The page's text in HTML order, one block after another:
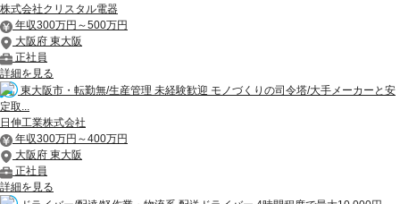
株式会社クリスタル電器
年収300万円～500万円
大阪府 東大阪
正社員
詳細を見る
東大阪市・転勤無/生産管理 未経験歓迎 モノづくりの司令塔/大手メーカーと安
定取...
日伸工業株式会社
年収300万円～400万円
大阪府 東大阪
正社員
詳細を見る